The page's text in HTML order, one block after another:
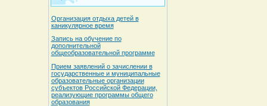
Организация отдыха детей в
каникулярное время
Запись на обучение по
дополнительной
общеобразовательной программе
Прием заявлений о зачислении в
государственные и муниципальные
образовательные организации
субъектов Российской Федерации,
реализующие программы общего
образования